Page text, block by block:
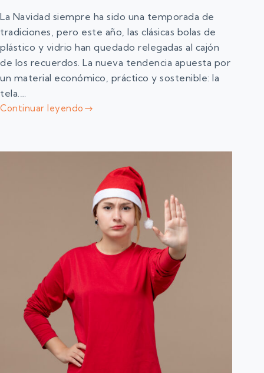
La Navidad siempre ha sido una temporada de
tradiciones, pero este año, las clásicas bolas de
plástico y vidrio han quedado relegadas al cajón
de los recuerdos. La nueva tendencia apuesta por
un material económico, práctico y sostenible: la
tela.…
Continuar leyendo